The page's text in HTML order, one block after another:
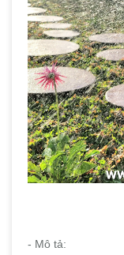
- Mô tả: